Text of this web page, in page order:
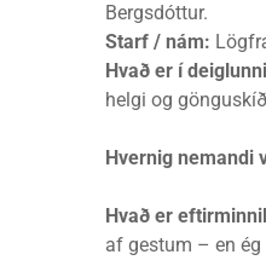
Bergsdóttur.
Starf / nám:
Hvað er í
helgi og
Hvernig nemandi
Hvað er
af gestum – en